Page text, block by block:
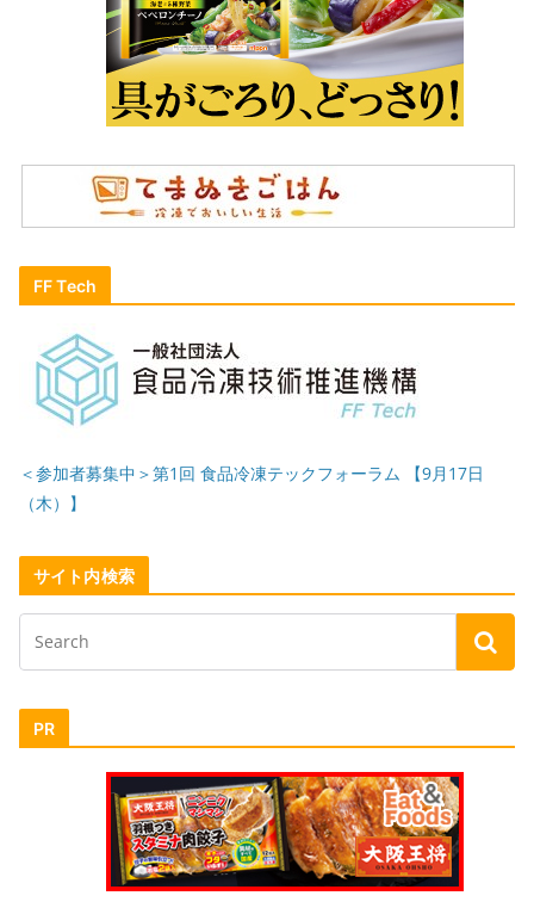
FF Tech
＜参加者募集中＞第1回 食品冷凍テックフォーラム 【9月17日
（木）】
サイト内検索
PR